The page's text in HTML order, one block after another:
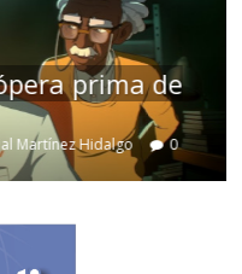
prima de
Martínez Hidalgo 0